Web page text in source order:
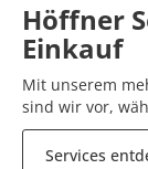
Höffner
Einkauf
Mit unserem
sind wir vor,
Services